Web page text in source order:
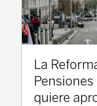
La
quiere